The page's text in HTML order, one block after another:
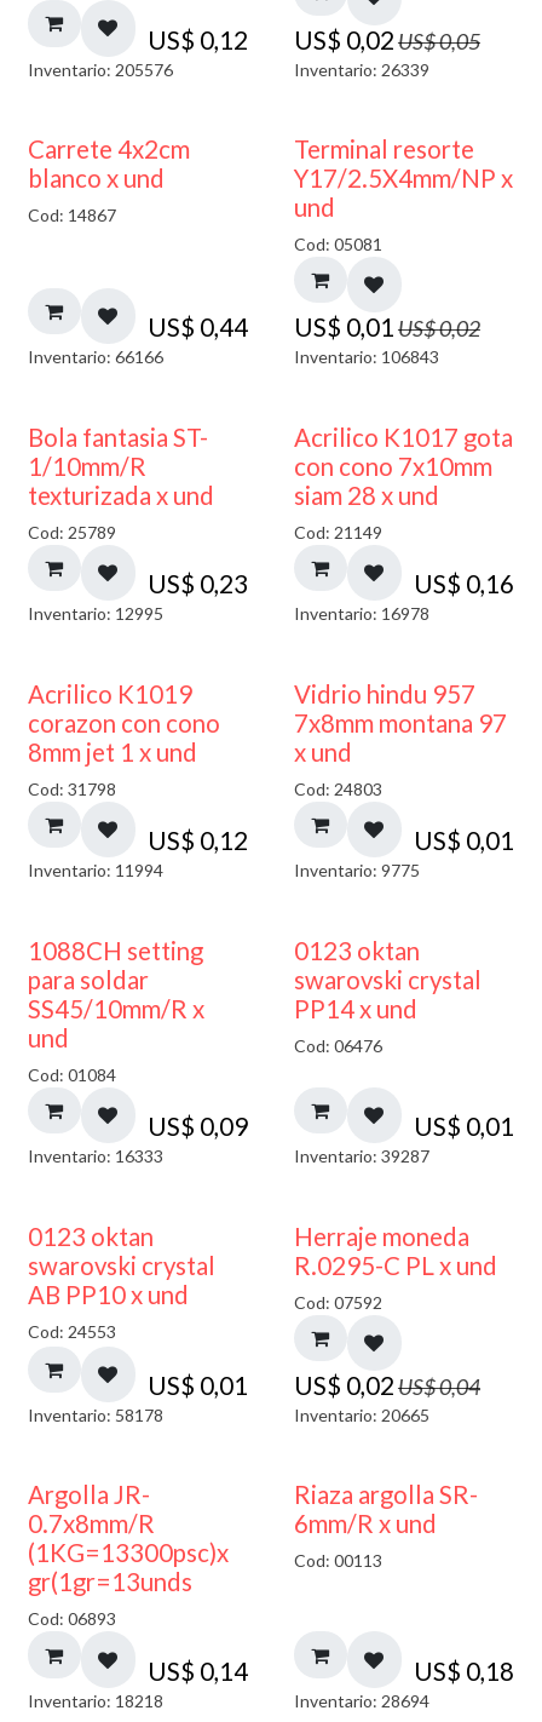
US$ 0,12
Inventario: 205576
US$ 0,02US$0,05
Inventario: 26339
Carrete 4x2cm
blanco x und
Cod: 14867
US$ 0,44
Inventario: 66166
50% DESCUENTO
Terminal resorte
Y17/2.5X4mm/NP x
und
Cod: 05081
US$ 0,01US$0,02
Inventario: 106843
Bola fantasia ST-
1/10mm/R
texturizada x und
Cod: 25789
US$ 0,23
Inventario: 12995
Acrilico K1017 gota
con cono 7x10mm
siam 28 x und
Cod: 21149
US$ 0,16
Inventario: 16978
Acrilico K1019
corazon con cono
8mm jet 1 x und
Cod: 31798
US$ 0,12
Inventario: 11994
40% DESCUENTO
Vidrio hindu 957
7x8mm montana 97
x und
Cod: 24803
US$ 0,01
Inventario: 9775
1088CH setting
para soldar
SS45/10mm/R x
und
Cod: 01084
US$ 0,09
Inventario: 16333
0123 oktan
swarovski crystal
PP14 x und
Cod: 06476
US$ 0,01
Inventario: 39287
0123 oktan
swarovski crystal
AB PP10 x und
Cod: 24553
US$ 0,01
Inventario: 58178
50% DESCUENTO
Herraje moneda
R.0295-C PL x und
Cod: 07592
US$ 0,02US$0,04
Inventario: 20665
Argolla JR-
0.7x8mm/R
(1KG=13300psc)x
gr(1gr=13unds
Cod: 06893
US$ 0,14
Inventario: 18218
Riaza argolla SR-
6mm/R x und
Cod: 00113
US$ 0,18
Inventario: 28694